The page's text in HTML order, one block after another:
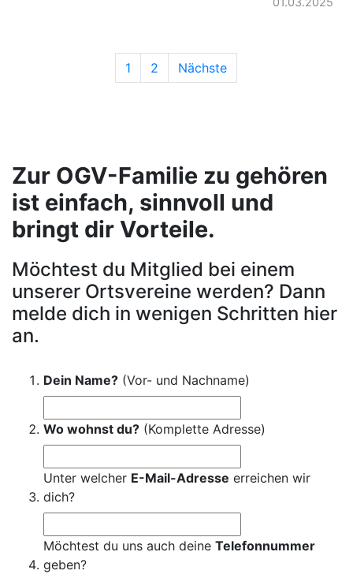
1 2 Nächste
Zur OGV-Familie zu gehören
ist einfach, sinnvoll und
bringt dir Vorteile.
Möchtest du Mitglied bei einem
unserer Ortsvereine werden? Dann
melde dich in wenigen Schritten hier
an.
Dein Name? (Vor- und Nachname)
Wo wohnst du? (Komplette Adresse)
Unter welcher E-Mail-Adresse erreichen wir
dich?
Möchtest du uns auch deine Telefonnummer
geben?